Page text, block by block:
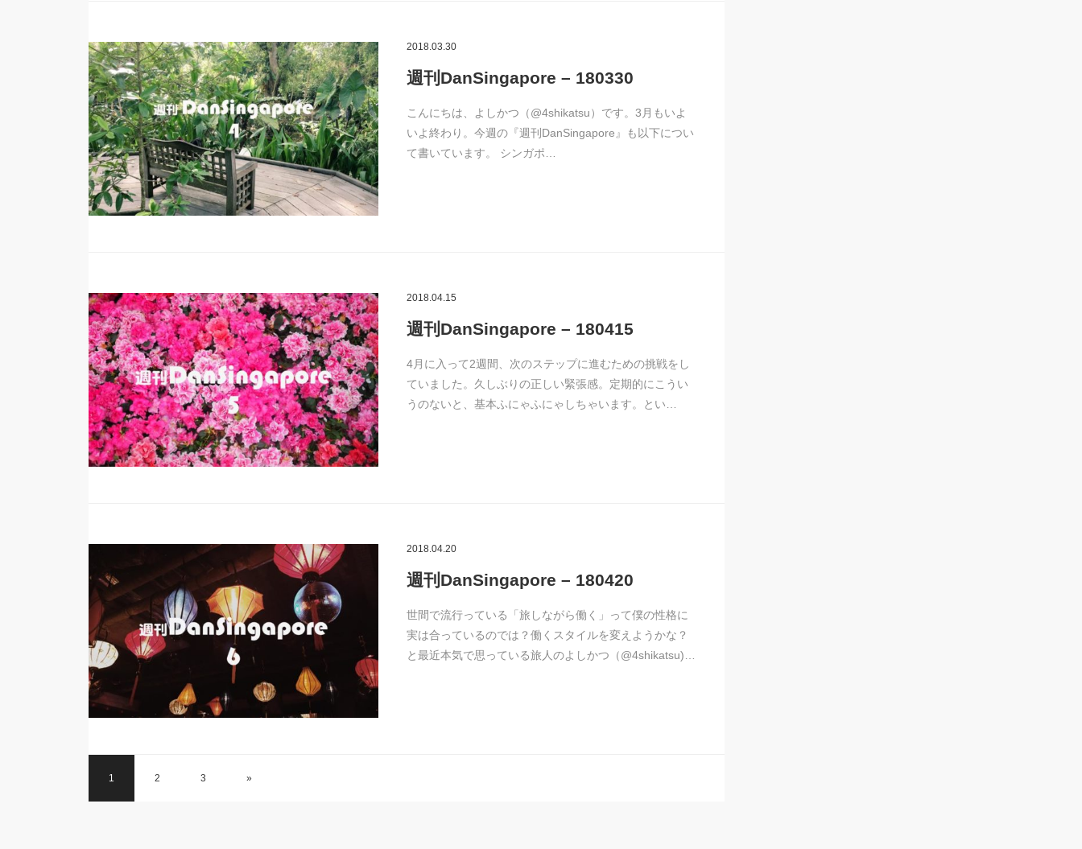
2018.03.30
週刊DanSingapore – 180330
こんにちは、よしかつ（@4shikatsu）です。3月もいよ
いよ終わり。今週の『週刊DanSingapore』も以下につい
て書いています。 シンガポ…
2018.04.15
週刊DanSingapore – 180415
4月に入って2週間、次のステップに進むための挑戦をし
ていました。久しぶりの正しい緊張感。定期的にこうい
うのないと、基本ふにゃふにゃしちゃいます。とい…
2018.04.20
週刊DanSingapore – 180420
世間で流行っている「旅しながら働く」って僕の性格に
実は合っているのでは？働くスタイルを変えようかな？
と最近本気で思っている旅人のよしかつ（@4shikatsu)…
1 2 3 »